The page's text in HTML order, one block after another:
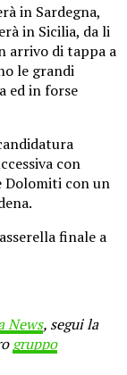
in Sardegna,
in Sicilia, da li
arrivo di tappa a
le grandi
ed in forse
con
Dolomiti con un
finale a
News, segui la
gruppo